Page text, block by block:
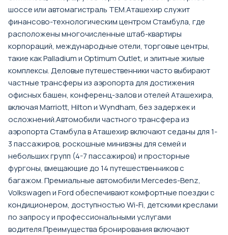
шоссе или автомагистраль TEM.Аташехир служит
финансово-технологическим центром Стамбула, где
расположены многочисленные штаб-квартиры
корпораций, международные отели, торговые центры,
такие как Palladium и Optimum Outlet, и элитные жилые
комплексы. Деловые путешественники часто выбирают
частные трансферы из аэропорта для достижения
офисных башен, конференц-залов и отелей Аташехира,
включая Marriott, Hilton и Wyndham, без задержек и
осложнений.Автомобили частного трансфера из
аэропорта Стамбула в Аташехир включают седаны для 1-
3 пассажиров, роскошные минивэны для семей и
небольших групп (4-7 пассажиров) и просторные
фургоны, вмещающие до 14 путешественников с
багажом. Премиальные автомобили Mercedes-Benz,
Volkswagen и Ford обеспечивают комфортные поездки с
кондиционером, доступностью Wi-Fi, детскими креслами
по запросу и профессиональными услугами
водителя.Преимущества бронирования включают